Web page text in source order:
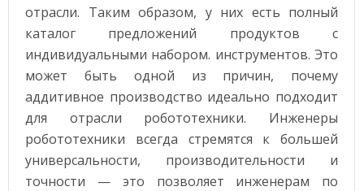
отрасли. Таким образом, у них есть полный
каталог предложений продуктов с
индивидуальными набором. инструментов. Это
может быть одной из причин, почему
аддитивное производство идеально подходит
для отрасли робототехники. Инженеры
робототехники всегда стремятся к большей
универсальности, производительности и
точности — это позволяет инженерам по